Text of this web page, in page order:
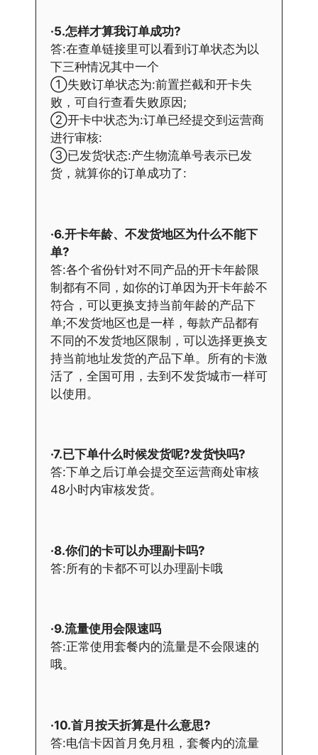
·5.怎样才算我订单成功?
答:在查单链接里可以看到订单状态为以
下三种情况其中一个
①失败订单状态为:前置拦截和开卡失
败，可自行查看失败原因;
②开卡中状态为:订单已经提交到运营商
进行审核:
③已发货状态:产生物流单号表示已发
货，就算你的订单成功了:
·6.开卡年龄、不发货地区为什么不能下
单?
答:各个省份针对不同产品的开卡年龄限
制都有不同，如你的订单因为开卡年龄不
符合，可以更换支持当前年龄的产品下
单;不发货地区也是一样，每款产品都有
不同的不发货地区限制，可以选择更换支
持当前地址发货的产品下单。所有的卡激
活了，全国可用，去到不发货城市一样可
以使用。
·7.已下单什么时候发货呢?发货快吗?
答:下单之后订单会提交至运营商处审核
48小时内审核发货。
·8.你们的卡可以办理副卡吗?
答:所有的卡都不可以办理副卡哦
·9.流量使用会限速吗
答:正常使用套餐内的流量是不会限速的
哦。
·10.首月按天折算是什么意思?
答:电信卡因首月免月租，套餐内的流量